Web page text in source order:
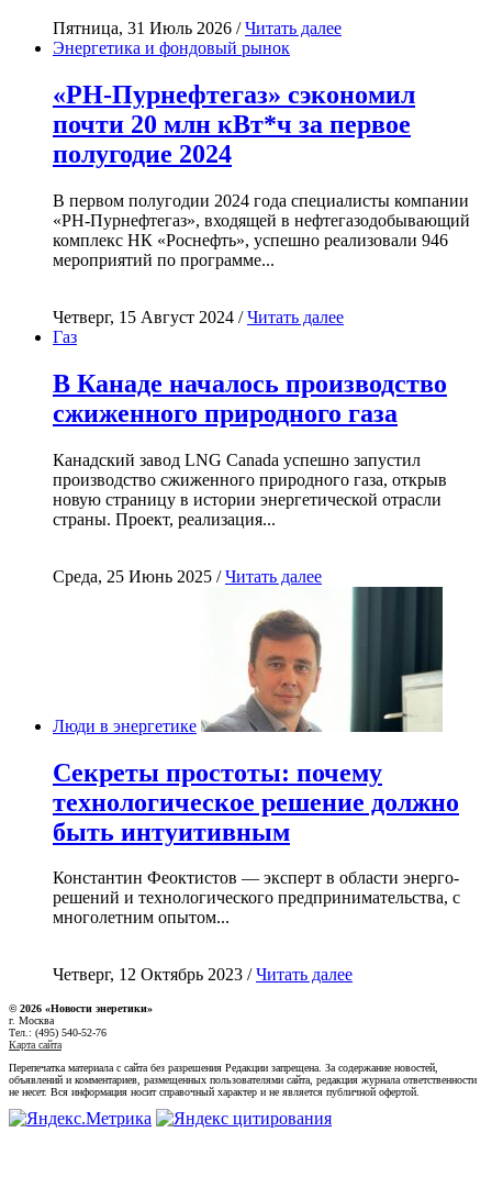
Пятница, 31 Июль 2026 /Читать далее
Энергетика и фондовый рынок
«РН-Пурнефтегаз» сэкономил
почти 20 млн кВт*ч за первое
полугодие 2024
В первом полугодии 2024 года специалисты компании
«РН-Пурнефтегаз», входящей в нефтегазодобывающий
комплекс НК «Роснефть», успешно реализовали 946
мероприятий по программе...
Четверг, 15 Август 2024 /Читать далее
Газ
В Канаде началось производство
сжиженного природного газа
Канадский завод LNG Canada успешно запустил
производство сжиженного природного газа, открыв
новую страницу в истории энергетической отрасли
страны. Проект, реализация...
Среда, 25 Июнь 2025 /Читать далее
Люди в энергетике
Секреты простоты: почему
технологическое решение должно
быть интуитивным
Константин Феоктистов — эксперт в области энерго-
решений и технологического предпринимательства, с
многолетним опытом...
Четверг, 12 Октябрь 2023 /Читать далее
© 2026 «Новости энеретики»
г. Москва
Тел.: (495) 540-52-76
Карта сайта
Перепечатка материала с сайта без разрешения Редакции запрещена. За содержание новостей,
объявлений и комментариев, размещенных пользователями сайта, редакция журнала ответственности
не несет. Вся информация носит справочный характер и не является публичной офертой.